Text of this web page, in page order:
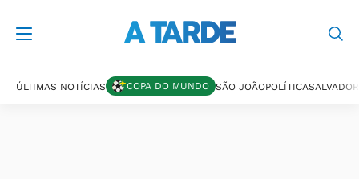
ÚLTIMAS NOTÍCIAS COPA DO MUNDO SÃO JOÃOPOLÍTICASALVADOR